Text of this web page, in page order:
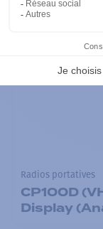
Radios portatives
CP100D
Display